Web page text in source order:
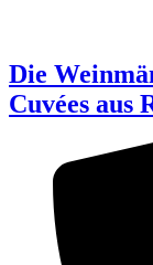
springen
Die
Cuvées aus